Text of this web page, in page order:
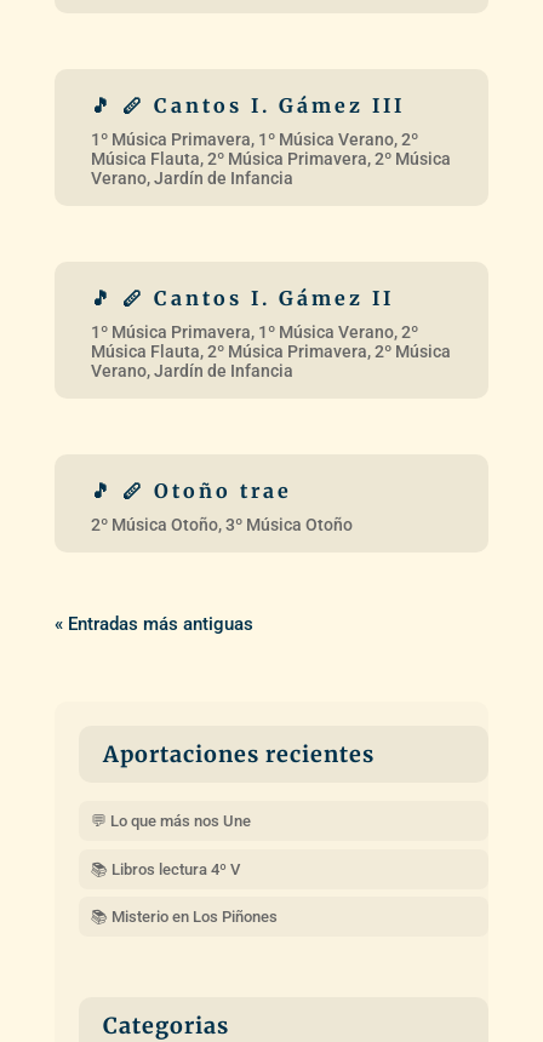
« Entradas más antiguas
Aportaciones recientes
💬 Lo que más nos Une
📚 Libros lectura 4º V
📚 Misterio en Los Piñones
Categorias